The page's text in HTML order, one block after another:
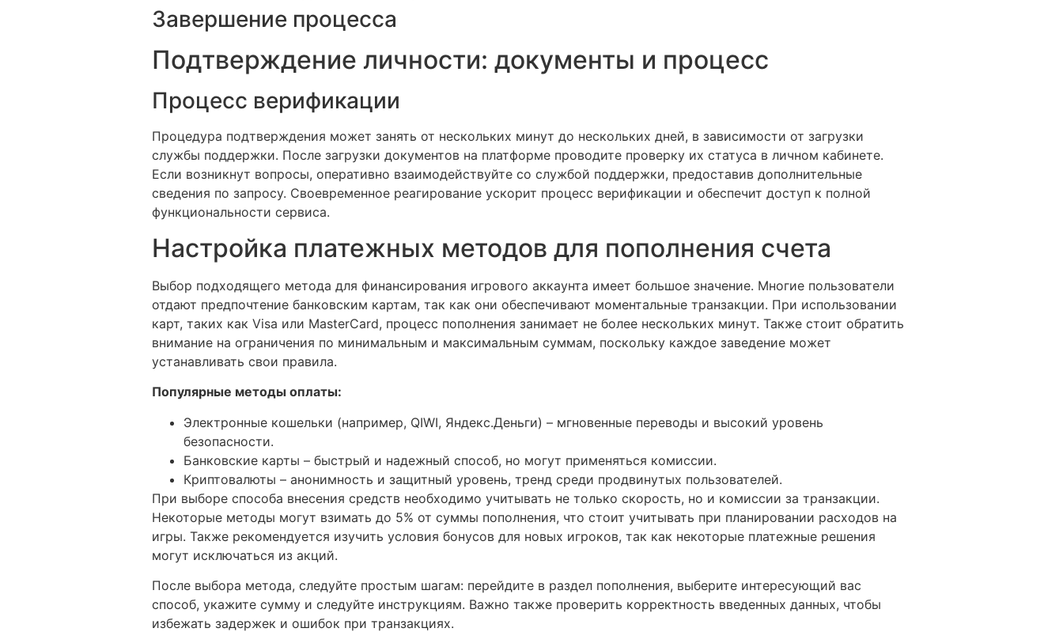
Завершение процесса
Подтверждение личности: документы и процесс
Процесс верификации
Процедура подтверждения может занять от нескольких минут до нескольких дней, в зависимости от загрузки
службы поддержки. После загрузки документов на платформе проводите проверку их статуса в личном кабинете.
Если возникнут вопросы, оперативно взаимодействуйте со службой поддержки, предоставив дополнительные
сведения по запросу. Своевременное реагирование ускорит процесс верификации и обеспечит доступ к полной
функциональности сервиса.
Настройка платежных методов для пополнения счета
Выбор подходящего метода для финансирования игрового аккаунта имеет большое значение. Многие пользователи
отдают предпочтение банковским картам, так как они обеспечивают моментальные транзакции. При использовании
карт, таких как Visa или MasterCard, процесс пополнения занимает не более нескольких минут. Также стоит обратить
внимание на ограничения по минимальным и максимальным суммам, поскольку каждое заведение может
устанавливать свои правила.
Популярные методы оплаты:
Электронные кошельки (например, QIWI, Яндекс.Деньги) – мгновенные переводы и высокий уровень
безопасности.
Банковские карты – быстрый и надежный способ, но могут применяться комиссии.
Криптовалюты – анонимность и защитный уровень, тренд среди продвинутых пользователей.
При выборе способа внесения средств необходимо учитывать не только скорость, но и комиссии за транзакции.
Некоторые методы могут взимать до 5% от суммы пополнения, что стоит учитывать при планировании расходов на
игры. Также рекомендуется изучить условия бонусов для новых игроков, так как некоторые платежные решения
могут исключаться из акций.
После выбора метода, следуйте простым шагам: перейдите в раздел пополнения, выберите интересующий вас
способ, укажите сумму и следуйте инструкциям. Важно также проверить корректность введенных данных, чтобы
избежать задержек и ошибок при транзакциях.